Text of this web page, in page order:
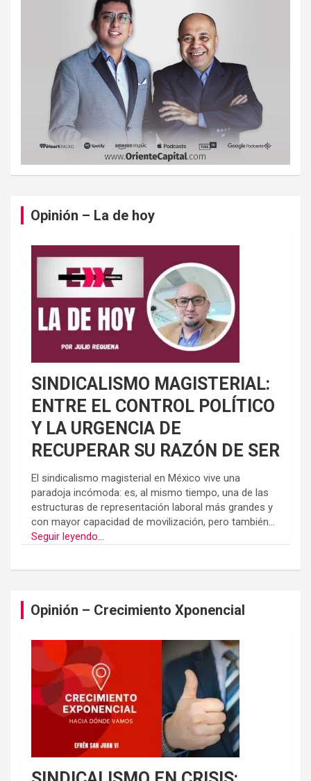
Opinión – La de hoy
SINDICALISMO MAGISTERIAL:
ENTRE EL CONTROL POLÍTICO
Y LA URGENCIA DE
RECUPERAR SU RAZÓN DE SER
El sindicalismo magisterial en México vive una
paradoja incómoda: es, al mismo tiempo, una de las
estructuras de representación laboral más grandes y
con mayor capacidad de movilización, pero también...
Seguir leyendo...
Opinión – Crecimiento Xponencial